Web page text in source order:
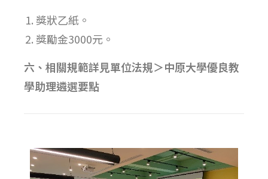
獎狀乙紙。
獎勵金3000元。
六、相關規範詳見單位法規＞中原大學優良教
學助理遴選要點